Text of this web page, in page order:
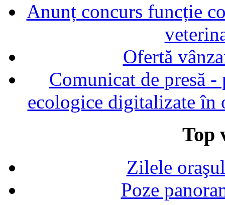
Anunț concurs funcție
Ofertă
Comunicat de presă
ecologice digitalizate în
Top
Zilele
Poze